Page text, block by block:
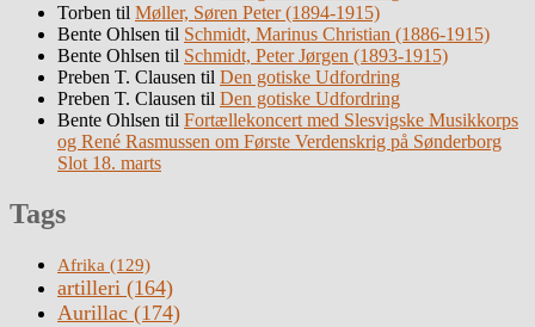
Torben til Møller, Søren Peter (1894-1915)
Bente Ohlsen til Schmidt, Marinus Christian (1886-1915)
Bente Ohlsen til Schmidt, Peter Jørgen (1893-1915)
Preben T. Clausen til Den gotiske Udfordring
Preben T. Clausen til Den gotiske Udfordring
Bente Ohlsen til Fortællekoncert med Slesvigske Musikkorps
og René Rasmussen om Første Verdenskrig på Sønderborg
Slot 18. marts
Tags
Afrika (129)
artilleri (164)
Aurillac (174)